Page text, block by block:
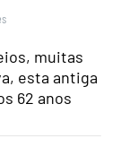
muitas
esta antiga
62 anos